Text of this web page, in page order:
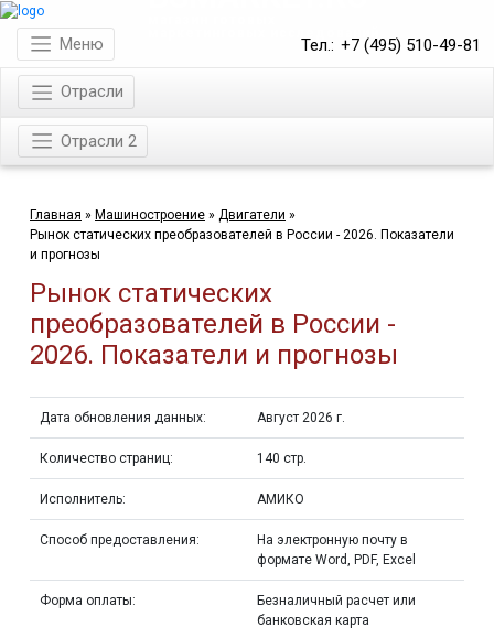
Тел.: +7 (495) 510-49-81
Меню
Отрасли
Отрасли 2
Главная » Машиностроение » Двигатели »
Рынок статических преобразователей в России - 2026. Показатели
и прогнозы
Рынок статических
преобразователей в России -
2026. Показатели и прогнозы
Дата обновления данных: Август 2026 г.
Количество страниц: 140 стр.
Исполнитель: АМИКО
Способ предоставления:
На электронную почту в
формате Word, PDF, Excel
Форма оплаты:
Безналичный расчет или
банковская карта